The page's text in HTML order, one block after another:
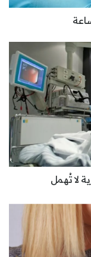
لا تُهمل